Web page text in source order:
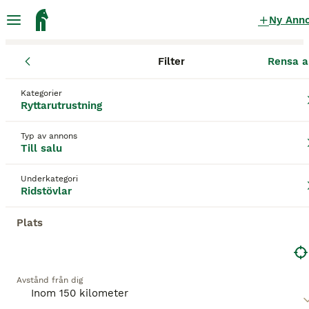
Ny
Filter Rensa
Kategorier
Ryttarutrustning
Typ av annons
Till salu
Underkategori
Ridstövlar
Plats
Avstånd från dig
Ridstövlar till salu
Spara sökning